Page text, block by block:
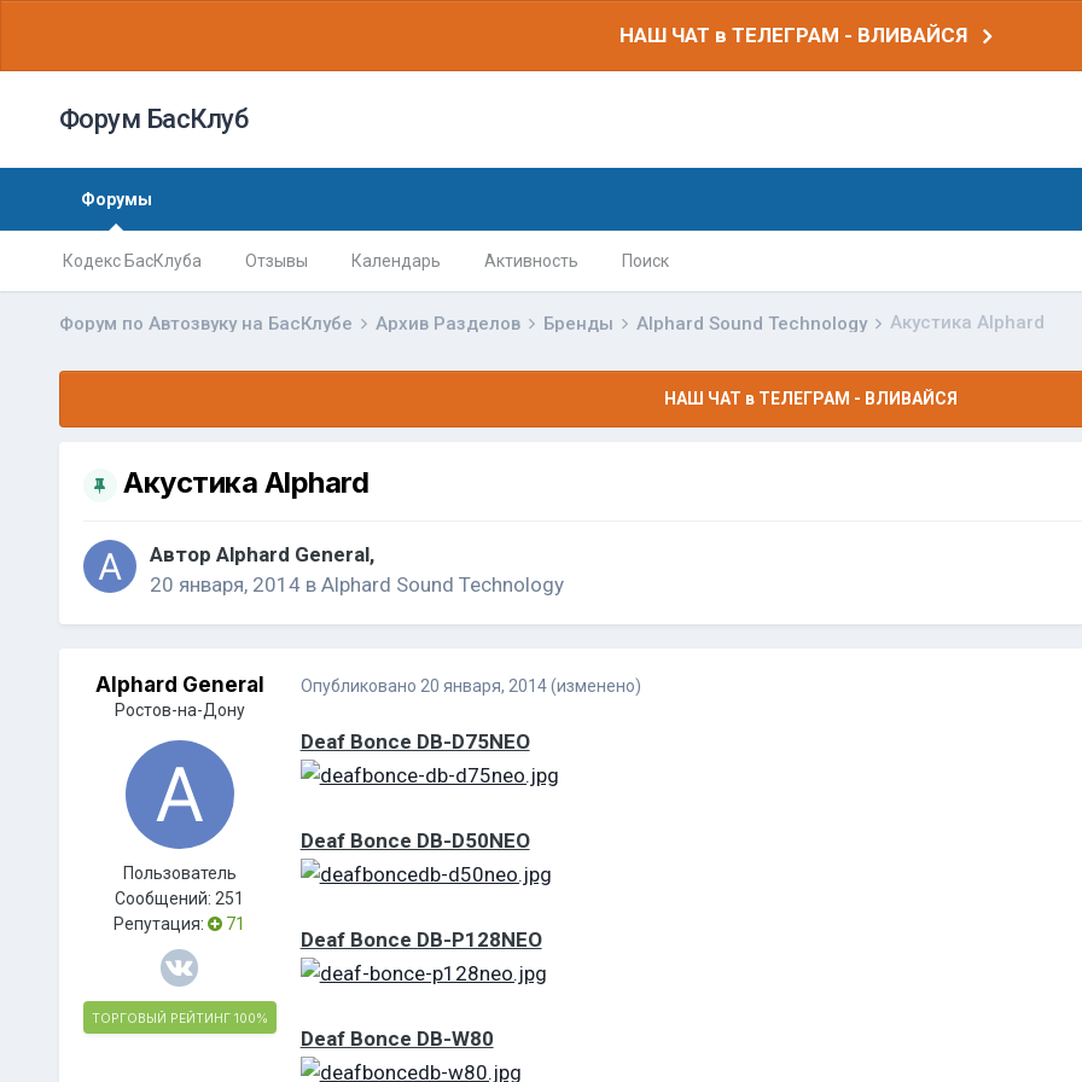
НАШ ЧАТ в ТЕЛЕГРАМ - ВЛИВАЙСЯ
Форум БасКлуб
Форумы
Кодекс БасКлуба Отзывы Календарь Активность Поиск
Форум по Автозвуку на БасКлубе Архив Разделов Бренды Alphard Sound Technology Акустика Alphard
НАШ ЧАТ в ТЕЛЕГРАМ - ВЛИВАЙСЯ
Акустика Alphard
Автор Alphard General,
20 января, 2014в Alphard Sound Technology
Alphard General
Ростов-на-Дону
Пользователь
Сообщений: 251
Репутация:
71
ТОРГОВЫЙ РЕЙТИНГ 100%
Опубликовано 20 января, 2014 (изменено)
Deaf Bonce DB-D75NEO
Deaf Bonce DB-D50NEO
Deaf Bonce DB-P128NEO
Deaf Bonce DB-W80